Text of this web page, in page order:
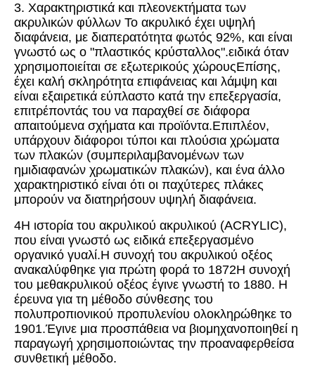
3. Χαρακτηριστικά και πλεονεκτήματα των
ακρυλικών φύλλων Το ακρυλικό έχει υψηλή
διαφάνεια, με διαπερατότητα φωτός 92%, και είναι
γνωστό ως ο "πλαστικός κρύσταλλος".ειδικά όταν
χρησιμοποιείται σε εξωτερικούς χώρουςΕπίσης,
έχει καλή σκληρότητα επιφάνειας και λάμψη και
είναι εξαιρετικά εύπλαστο κατά την επεξεργασία,
επιτρέποντάς του να παραχθεί σε διάφορα
απαιτούμενα σχήματα και προϊόντα.Επιπλέον,
υπάρχουν διάφοροι τύποι και πλούσια χρώματα
των πλακών (συμπεριλαμβανομένων των
ημιδιαφανών χρωματικών πλακών), και ένα άλλο
χαρακτηριστικό είναι ότι οι παχύτερες πλάκες
μπορούν να διατηρήσουν υψηλή διαφάνεια.
4Η ιστορία του ακρυλικού ακρυλικού (ACRYLIC),
που είναι γνωστό ως ειδικά επεξεργασμένο
οργανικό γυαλί.Η συνοχή του ακρυλικού οξέος
ανακαλύφθηκε για πρώτη φορά το 1872Η συνοχή
του μεθακρυλικού οξέος έγινε γνωστή το 1880. Η
έρευνα για τη μέθοδο σύνθεσης του
πολυπροπιονικού προπυλενίου ολοκληρώθηκε το
1901.Έγινε μια προσπάθεια να βιομηχανοποιηθεί η
παραγωγή χρησιμοποιώντας την προαναφερθείσα
συνθετική μέθοδο.